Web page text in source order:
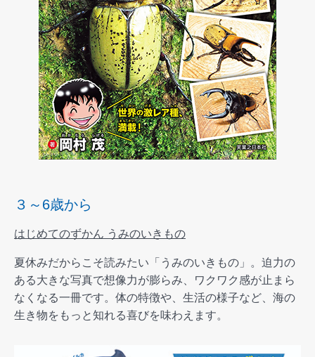
３～6歳から
はじめてのずかん うみのいきもの
夏休みだからこそ読みたい「うみのいきもの」。迫力の
ある大きな写真で想像力が膨らみ、ワクワク感が止まら
なくなる一冊です。体の特徴や、生活の様子など、海の
生き物をもっと知れる喜びを味わえます。